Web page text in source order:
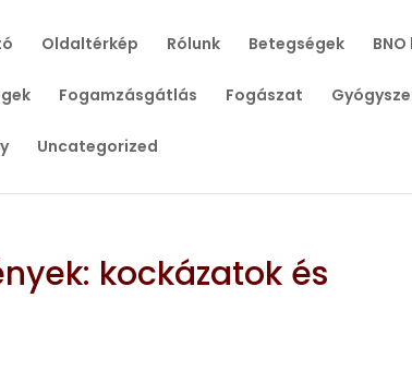
Oldaltérkép Rólunk Betegségek
Fogamzásgátlás Fogászat
Uncategorized
kockázatok és